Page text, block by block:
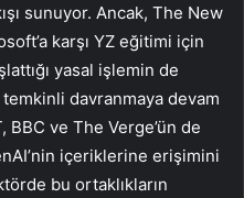
sunuyor. Ancak, The New
karşı YZ eğitimi için
yasal işlemin de
davranmaya devam
BBC ve The Verge’ün de
içeriklerine erişimini
bu ortaklıkların